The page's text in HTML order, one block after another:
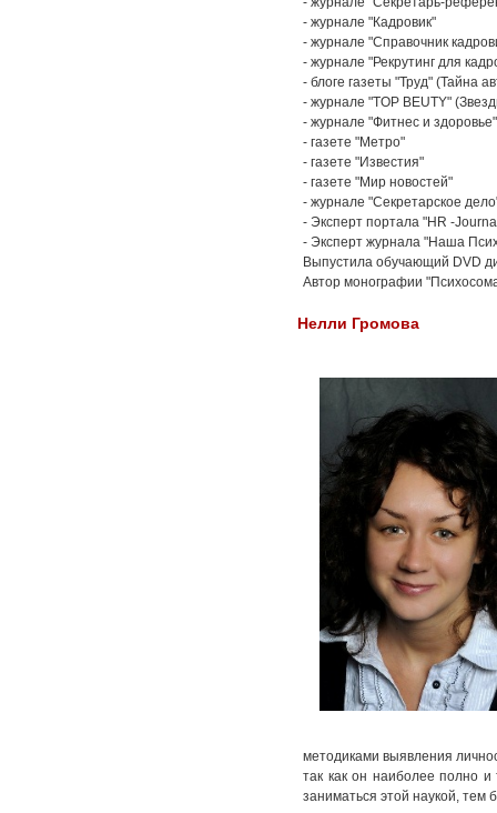
- журнале "Кадровик"
- журнале "Справочник
- журнале "Рекрутинг для
- блоге газеты "Труд" (Тайна
- журнале "TOP BEUTY"
- журнале "Фитнес и здоровье"
- газете "Метро"
- газете "Известия"
- газете "Мир новостей"
- журнале "Секретарское
- Эксперт портала "HR -
- Эксперт журнала "Наша
Выпустила обучающий DVD
Автор монографии
Нелли Громова
методиками выявления
так как он наиболее полно и
заниматься этой наукой, тем